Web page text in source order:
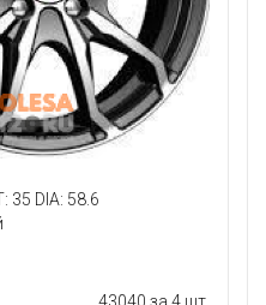
35 DIA: 58.6